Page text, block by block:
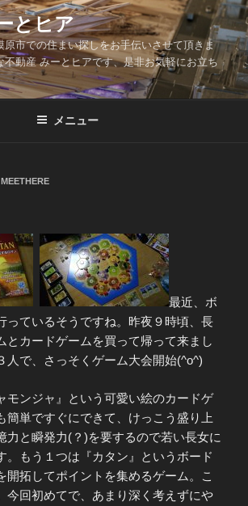
とヒア
原市での住まい探しをお手伝いさせて頂きま
不動産 みーとヒアです、是非お気軽にお立ち
メニュー
MEETHERE
最近、ボ
っているそうですね。昨夜９時頃、長
とカードゲームを買って帰って来まし
人で、さっそくゲーム大会開始(^o^)
モンジャ』という可愛い絵のカードゲ
簡単ですぐにできて、けっこう盛り上
力と瞬発力(？)を要するので若い長女に
。もう１つは『カタン』というボード
開拓してポイントを集めるゲーム。こ
今回初めてで、あまり深く考えずにや